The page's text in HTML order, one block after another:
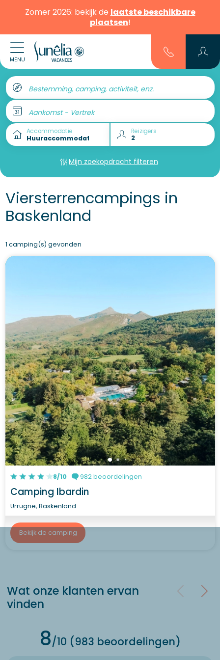
Zomer 2026: bekijk de laatste beschikbare
plaatsen!
MENU
Bestemming, camping, activiteit, enz.
Aankomst - Vertrek
Accommodatie Reizigers
Mijn zoekopdracht filteren
Viersterrencampings in
Baskenland
1 camping(s) gevonden
8/10 982 beoordelingen
Camping Ibardin
Urrugne, Baskenland
Bekijk de camping
Wat onze klanten ervan
vinden
8/10 (983 beoordelingen)